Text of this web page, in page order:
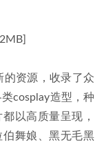
的资源，收录了众
cosplay造型，种
以高质量呈现，
舞娘、黑无毛黑